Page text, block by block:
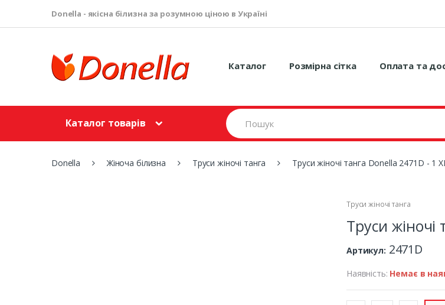
Donella - якісна білизна за розумною ціною в Україні
Каталог Розмірна сітка Оплата та
Каталог товарів
S
e
a
r
h
Donella Жіноча білизна Труси жіночі танга Труси жіночі танга Donella 2471D - 1
Труси жіночі танга
Труси жіночі
Артикул: 2471D
Наявність: Немає в